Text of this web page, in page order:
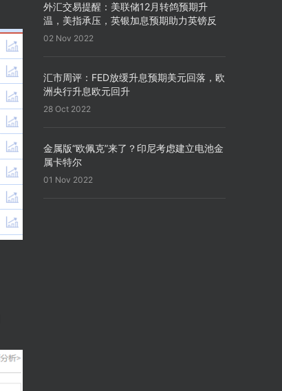
外汇交易提醒：美联储12月转鸽预期升
温，美指承压，英银加息预期助力英镑反
弹
02 Nov 2022
汇市周评：FED放缓升息预期美元回落，欧
洲央行升息欧元回升
28 Oct 2022
金属版“欧佩克”来了？印尼考虑建立电池金
属卡特尔
01 Nov 2022